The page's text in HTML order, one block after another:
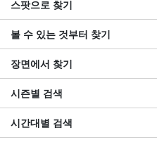
스팟으로 찾기
볼 수 있는 것부터 찾기
장면에서 찾기
시즌별 검색
시간대별 검색